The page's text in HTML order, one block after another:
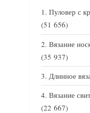
Пуловер с
(51 656)
Вязание
(35 937)
Длинное
Вязание
(22 667)